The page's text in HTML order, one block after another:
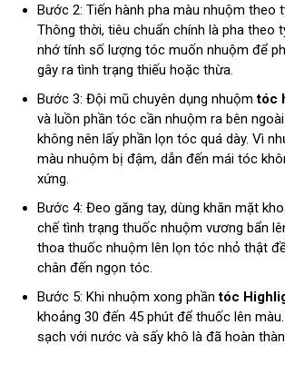
Bước 2: Tiến hành pha màu nhuộm theo
Thông thời, tiêu chuẩn chính là pha theo
nhớ tính số lượng tóc muốn nhuộm để
gây ra tình trạng thiếu hoặc thừa.
Bước 3: Đội mũ chuyên dụng nhuộmtóc
và luồn phần tóc cần nhuộm ra bên
không nên lấy phần lọn tóc quá dày. Vì
màu nhuộm bị đậm, dẫn đến mái tóc
xứng.
Bước 4: Đeo găng tay, dùng khăn mặt
chế tình trạng thuốc nhuộm vương bẩn
thoa thuốc nhuộm lên lọn tóc nhỏ thật
chân đến ngọn tóc.
Bước 5: Khi nhuộm xong phầntóc
khoảng 30 đến 45 phút để thuốc lên
sạch với nước và sấy khô là đã hoàn